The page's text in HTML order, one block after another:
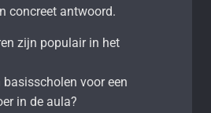
concreet antwoord.
zijn populair in het
basisscholen voor een
in de aula?